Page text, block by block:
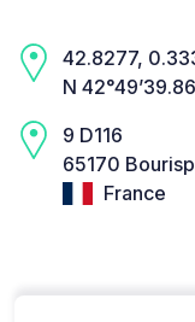
42.8277,
N
9 D116
65170
France